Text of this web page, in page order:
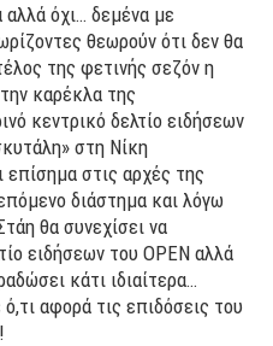
αλλά όχι… δεμένα με
θεωρούν ότι δεν θα
της φετινής σεζόν η
καρέκλα της
κεντρικό δελτίο ειδήσεων
στη Νίκη
στις αρχές της
διάστημα και λόγω
θα συνεχίσει να
ειδήσεων τουOPEN αλλά
κάτι ιδιαίτερα…
αφορά τις επιδόσεις του